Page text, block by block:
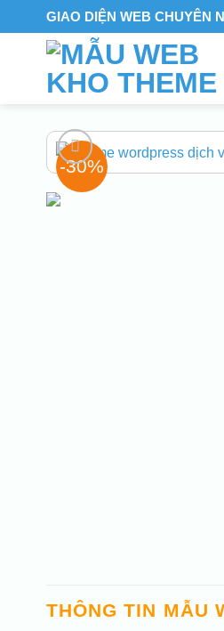
to
GIAO DIỆN WEB CHUYÊN
-30%
THÔNG TIN MẪU